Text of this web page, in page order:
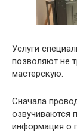
Услуги
позволяют не
мастерскую.
Сначала
озвучиваются
информация о